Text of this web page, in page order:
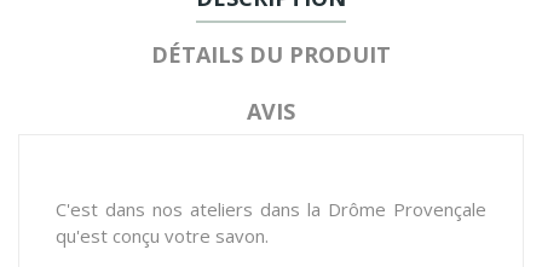
DÉTAILS DU PRODUIT
AVIS
C'est dans nos ateliers dans la Drôme Provençale
qu'est conçu votre savon.